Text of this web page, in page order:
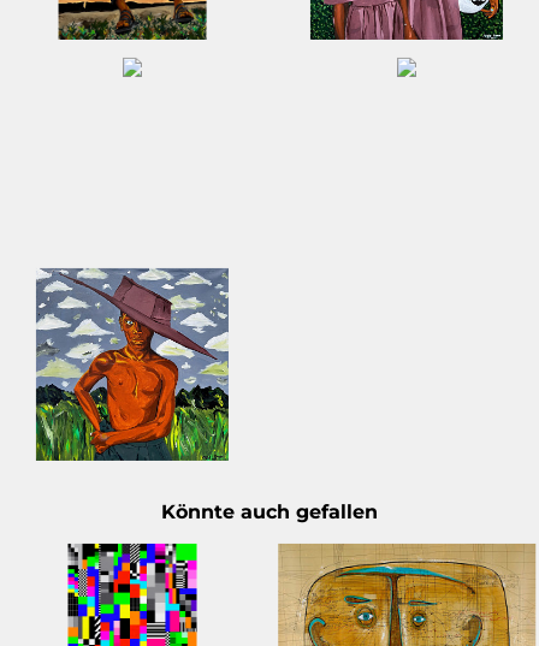
Könnte auch gefallen